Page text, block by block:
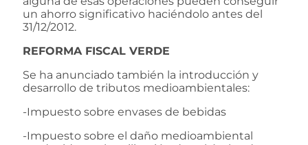
un ahorro significativo haciéndolo antes del
31/12/2012.
REFORMA FISCAL VERDE
Se ha anunciado también la introducción y
desarrollo de tributos medioambientales:
-Impuesto sobre envases de bebidas
-Impuesto sobre el daño medioambiental